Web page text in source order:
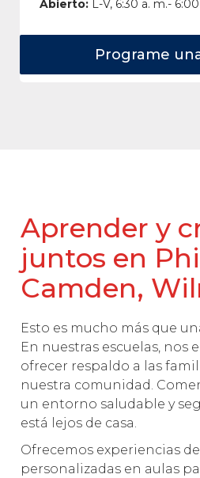
Abierto: L-V, 6:30 a. m.-
Programe
Aprender y
juntos en
Camden,
Esto es mucho más que
En nuestras escuelas, nos
ofrecer respaldo a las
nuestra comunidad.
un entorno saludable y
está lejos de casa.
Ofrecemos experiencias
personalizadas en aulas